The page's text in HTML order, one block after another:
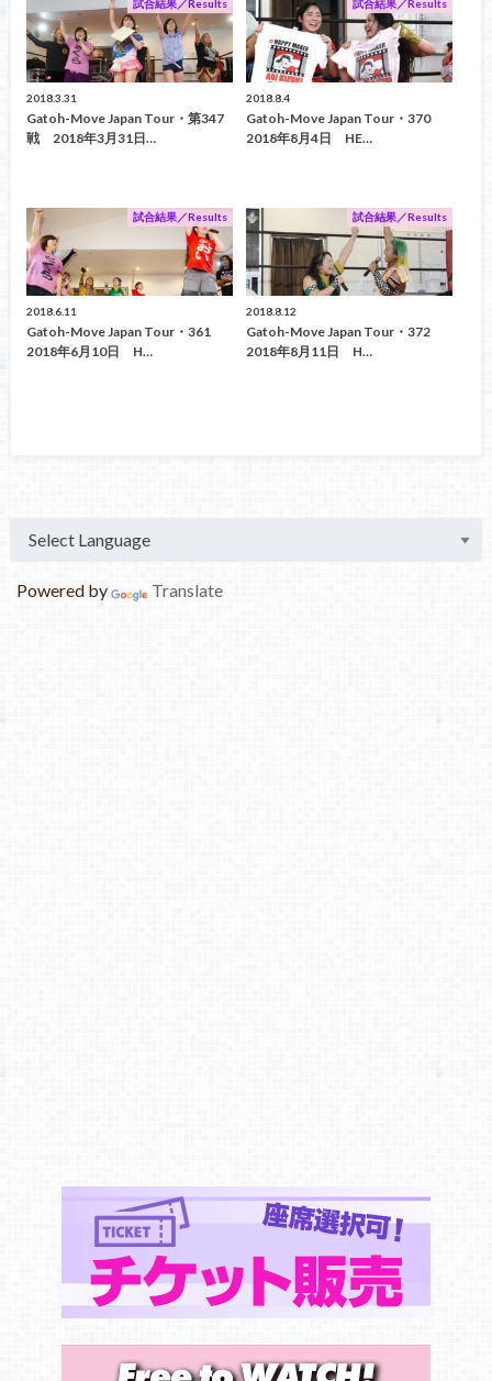
試合結果／Results
2018.3.31
Gatoh-Move Japan Tour・第347
戦 2018年3月31日…
試合結果／Results
2018.8.4
Gatoh-Move Japan Tour・370
2018年8月4日 HE…
試合結果／Results
2018.6.11
Gatoh-Move Japan Tour・361
2018年6月10日 H…
試合結果／Results
2018.8.12
Gatoh-Move Japan Tour・372
2018年8月11日 H…
Powered by Translate